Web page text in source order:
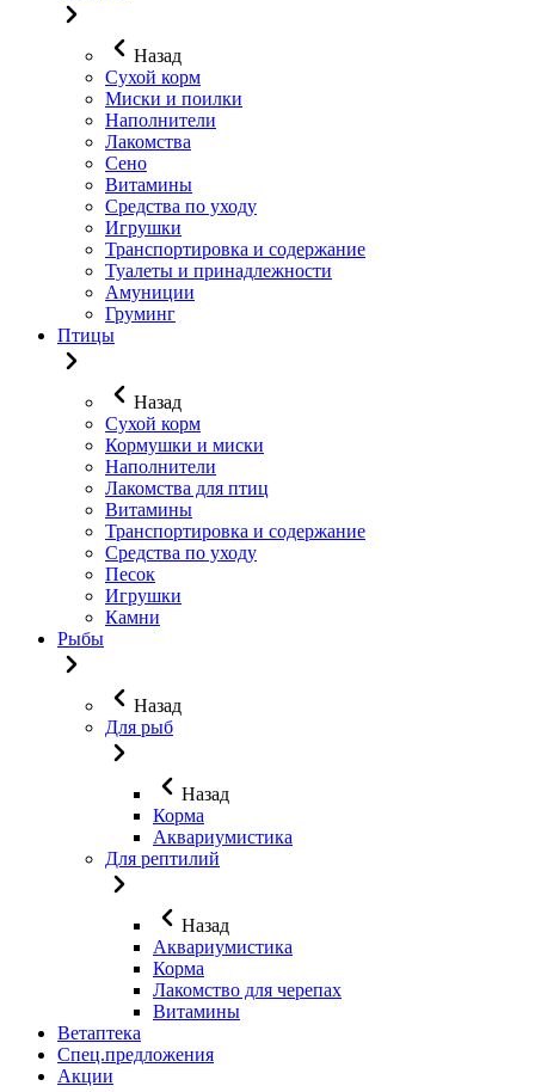
Назад
Сухой корм
Миски и поилки
Наполнители
Лакомства
Сено
Витамины
Средства по уходу
Игрушки
Транспортировка и содержание
Туалеты и принадлежности
Амуниции
Груминг
Птицы
Назад
Сухой корм
Кормушки и миски
Наполнители
Лакомства для птиц
Витамины
Транспортировка и содержание
Средства по уходу
Песок
Игрушки
Камни
Рыбы
Назад
Для рыб
Назад
Корма
Аквариумистика
Для рептилий
Назад
Аквариумистика
Корма
Лакомство для черепах
Витамины
Ветаптека
Спец.предложения
Акции